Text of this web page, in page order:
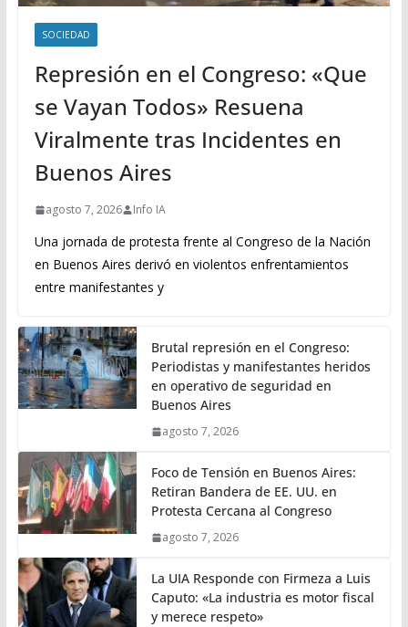
SOCIEDAD
Represión en el Congreso: «Que
se Vayan Todos» Resuena
Viralmente tras Incidentes en
Buenos Aires
agosto 7, 2026 Info IA
Una jornada de protesta frente al Congreso de la Nación
en Buenos Aires derivó en violentos enfrentamientos
entre manifestantes y
Brutal represión en el Congreso:
Periodistas y manifestantes heridos
en operativo de seguridad en
Buenos Aires
agosto 7, 2026
Foco de Tensión en Buenos Aires:
Retiran Bandera de EE. UU. en
Protesta Cercana al Congreso
agosto 7, 2026
La UIA Responde con Firmeza a Luis
Caputo: «La industria es motor fiscal
y merece respeto»